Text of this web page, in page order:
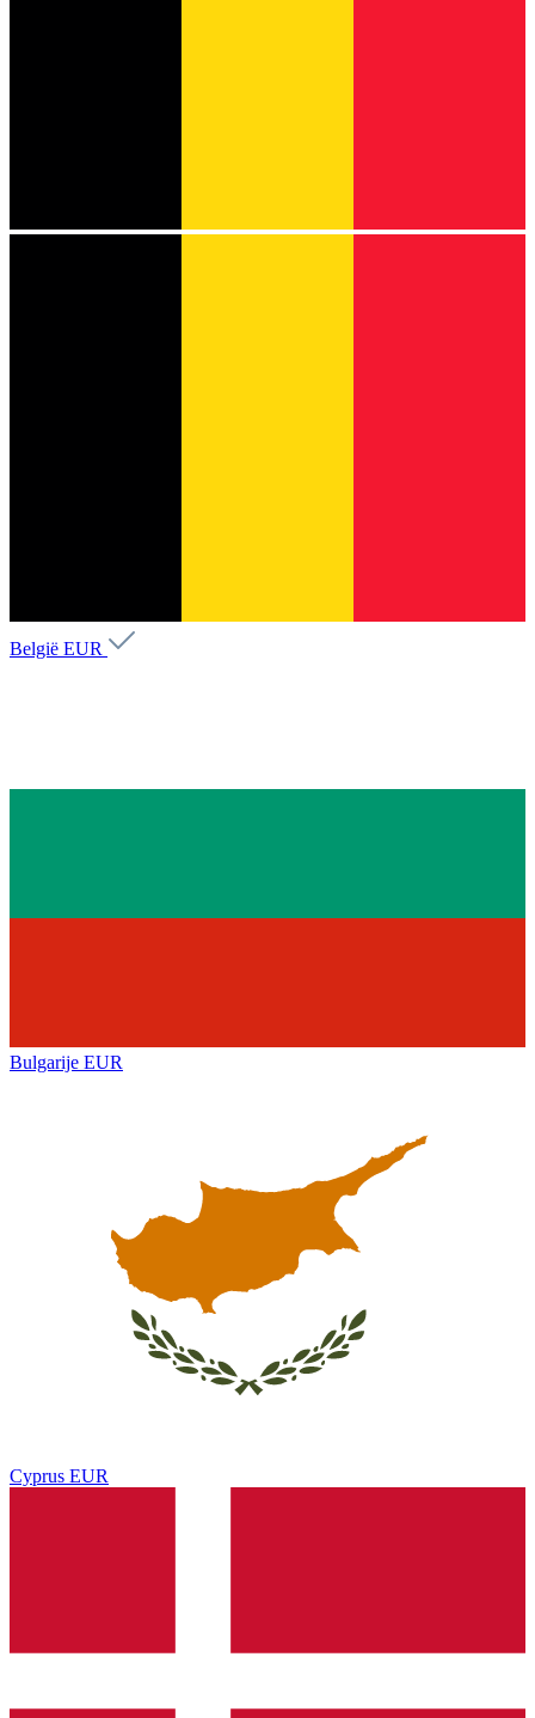
België EUR
Bulgarije EUR
Cyprus EUR